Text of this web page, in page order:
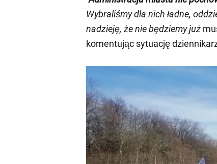
Wybraliśmy dla nich ładne,
nadzieję, że nie będziemy już
komentując sytuację